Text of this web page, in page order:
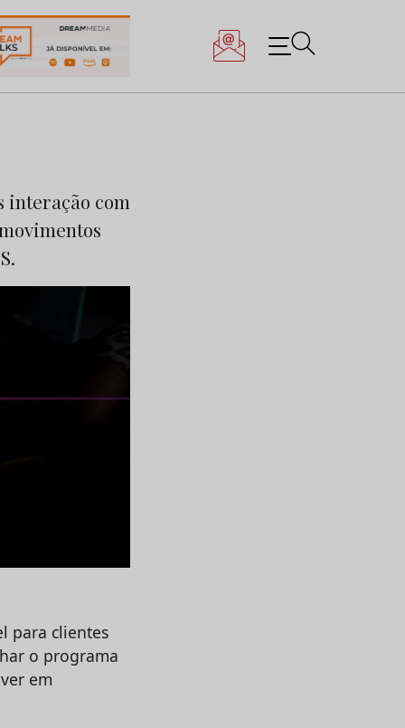
interação com
para clientes
o programa
em